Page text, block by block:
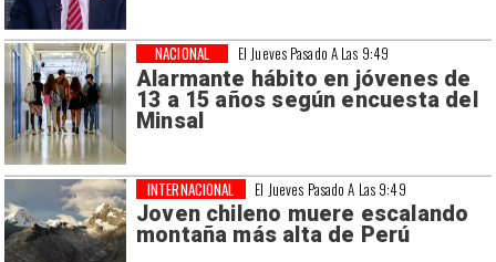
El Jueves Pasado A Las 9:49
Alarmante hábito en jóvenes de
13 a 15 años según encuesta del
Minsal
NACIONAL
El Jueves Pasado A Las 9:49
Joven chileno muere escalando
montaña más alta de Perú
INTERNACIONAL